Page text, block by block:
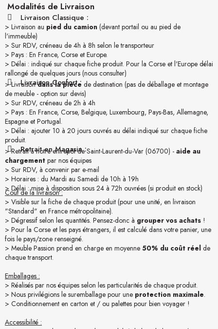
Modalités de Livraison
Livraison Classique :
> Livraison au pied du camion (devant portail ou au pied de
l'immeuble)
> Sur RDV, créneau de 4h à 8h selon le transporteur
> Pays : En France, Corse et Europe.
> Délai : indiqué sur chaque fiche produit. Pour la Corse et l'Europe délai
rallongé de quelques jours (nous consulter)
Livraison Confort :
> Livraisondans la pièce de destination (pas de déballage et montage
de meuble - option sur devis)
> Sur RDV, créneau de 2h à 4h
> Pays : En France, Corse, Belgique, Luxembourg, Pays-Bas, Allemagne,
Espagne et Portugal.
> Délai : ajouter 10 à 20 jours ouvrés au délai indiqué sur chaque fiche
produit.
Retrait en Magasin :
> Retrait à notre entrepôt de Saint-Laurent-du-Var (06700) - aide au
chargement par nos équipes
> Sur RDV, à convenir par e-mail
> Horaires : du Mardi au Samedi de 10h à 19h
> Délai : mise à disposition sous 24 à 72h ouvrées (si produit en stock)
Coût de la livraison :
> Visible sur la fiche de chaque produit (pour une unité, en livraison
"Standard" en France métropolitaine).
> Dégressif selon les quantités. Pensez-donc à grouper vos achats !
> Pour la Corse et les pays étrangers, il est calculé dans votre panier, une
fois le pays/zone renseigné.
> Meuble Passion prend en charge en moyenne 50% du coût réel de
chaque transport.
Emballages :
> Réalisés par nos équipes selon les particularités de chaque produit.
> Nous privilégions le suremballage pour une protection maximale.
> Conditionnement en carton et / ou palettes pour bien voyager !
Accessibilité :